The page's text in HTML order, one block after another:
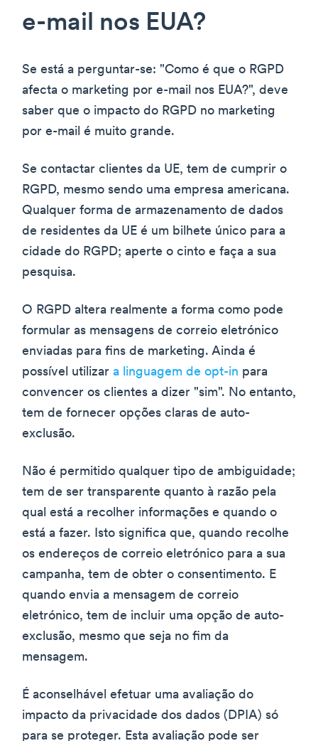
e-mail nos EUA?
Se está a perguntar-se: "Como é que o RGPD
afecta o marketing por e-mail nos EUA?", deve
saber que o impacto do RGPD no marketing
por e-mail é muito grande.
Se contactar clientes da UE, tem de cumprir o
RGPD, mesmo sendo uma empresa americana.
Qualquer forma de armazenamento de dados
de residentes da UE é um bilhete único para a
cidade do RGPD; aperte o cinto e faça a sua
pesquisa.
O RGPD altera realmente a forma como pode
formular as mensagens de correio eletrónico
enviadas para fins de marketing. Ainda é
possível utilizar a linguagem de opt-in para
convencer os clientes a dizer "sim". No entanto,
tem de fornecer opções claras de auto-
exclusão.
Não é permitido qualquer tipo de ambiguidade;
tem de ser transparente quanto à razão pela
qual está a recolher informações e quando o
está a fazer. Isto significa que, quando recolhe
os endereços de correio eletrónico para a sua
campanha, tem de obter o consentimento. E
quando envia a mensagem de correio
eletrónico, tem de incluir uma opção de auto-
exclusão, mesmo que seja no fim da
mensagem.
É aconselhável efetuar uma avaliação do
impacto da privacidade dos dados (DPIA) só
para se proteger. Esta avaliação pode ser